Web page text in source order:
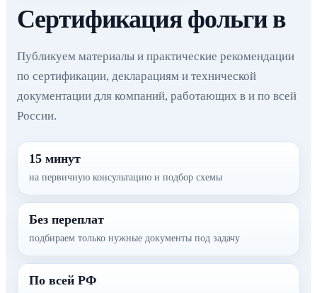
Сертификация фольги в
Публикуем материалы и практические рекомендации
по сертификации, декларациям и технической
документации для компаний, работающих в и по всей
России.
15 минут
на первичную консультацию и подбор схемы
Без переплат
подбираем только нужные документы под задачу
По всей РФ